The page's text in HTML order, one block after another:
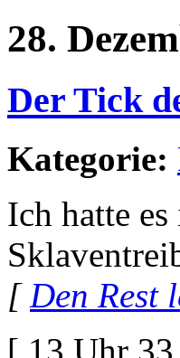
28.
Der Tick
Kategorie:
Ich hatte
[Den Rest